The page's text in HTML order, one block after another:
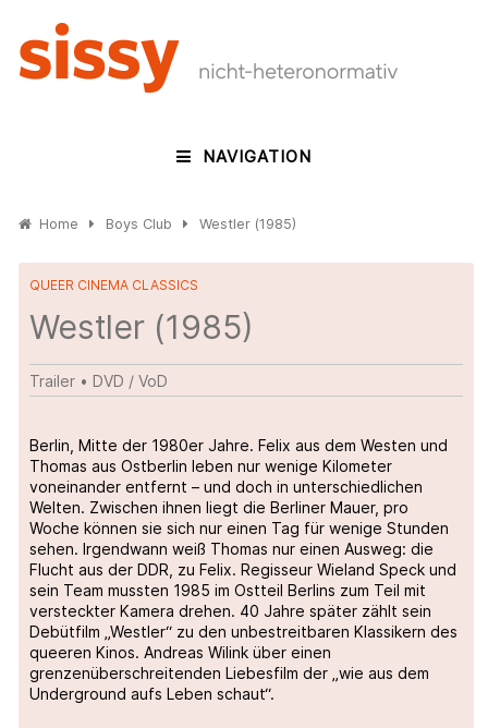
NAVIGATION
Home Boys Club Westler (1985)
QUEER CINEMA CLASSICS
Westler (1985)
Trailer • DVD / VoD
Berlin, Mitte der 1980er Jahre. Felix aus dem Westen und
Thomas aus Ostberlin leben nur wenige Kilometer
voneinander entfernt – und doch in unterschiedlichen
Welten. Zwischen ihnen liegt die Berliner Mauer, pro
Woche können sie sich nur einen Tag für wenige Stunden
sehen. Irgendwann weiß Thomas nur einen Ausweg: die
Flucht aus der DDR, zu Felix. Regisseur Wieland Speck und
sein Team mussten 1985 im Ostteil Berlins zum Teil mit
versteckter Kamera drehen. 40 Jahre später zählt sein
Debütfilm „Westler“ zu den unbestreitbaren Klassikern des
queeren Kinos. Andreas Wilink über einen
grenzenüberschreitenden Liebesfilm der „wie aus dem
Underground aufs Leben schaut“.